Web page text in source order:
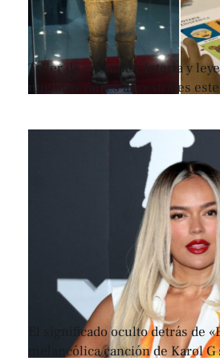
Taller de cerámica, lotería y
nuestras raíces ancestrales
El significado oculto detrás de
melancólica canción de Karol